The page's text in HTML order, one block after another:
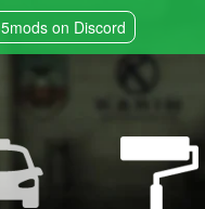
5mods on Discord